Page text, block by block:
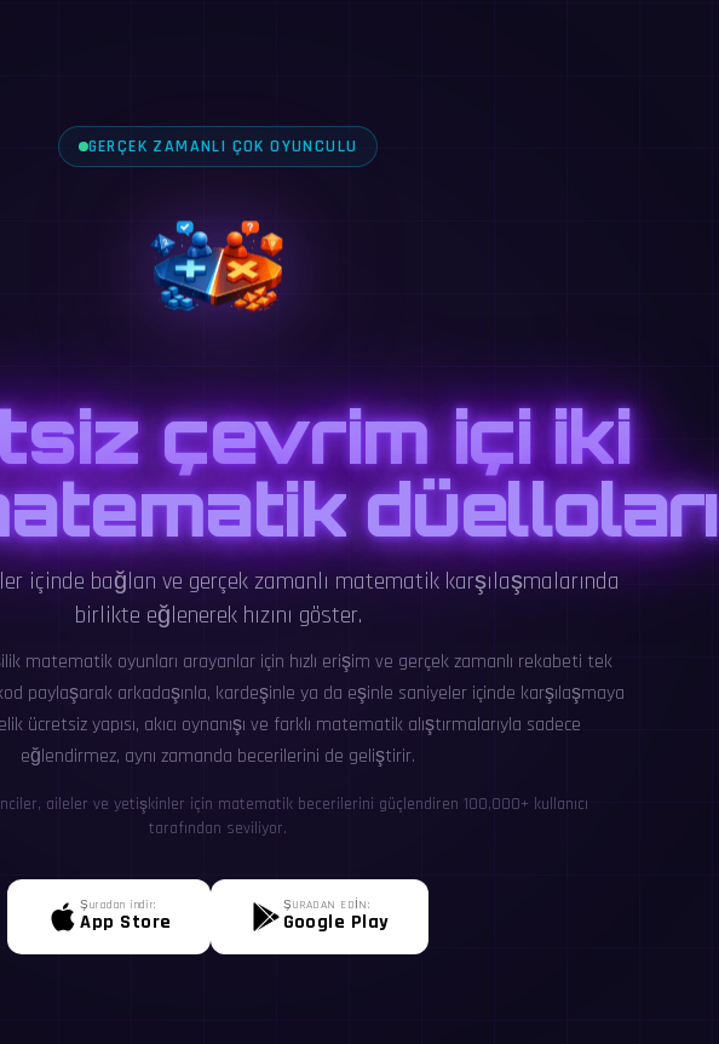
GERÇEK ZAMANLI ÇOK OYUNCULU
çevrim içi iki
düelloları
içinde bağlan ve gerçek zamanlı matematik karşılaşmalarında
birlikte eğlenerek hızını göster.
matematik oyunları arayanlar için hızlı erişim ve gerçek zamanlı rekabeti tek
paylaşarak arkadaşınla, kardeşinle ya da eşinle saniyeler içinde karşılaşmaya
ücretsiz yapısı, akıcı oynanışı ve farklı matematik alıştırmalarıyla sadece
eğlendirmez, aynı zamanda becerilerini de geliştirir.
aileler ve yetişkinler için matematik becerilerini güçlendiren 100,000+ kullanıcı
tarafından seviliyor.
Şuradan indir:
App Store
ŞURADAN EDİN:
Google Play